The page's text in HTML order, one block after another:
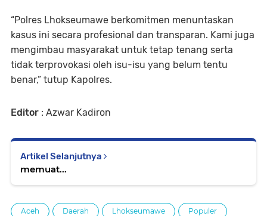
“Polres Lhokseumawe berkomitmen menuntaskan
kasus ini secara profesional dan transparan. Kami juga
mengimbau masyarakat untuk tetap tenang serta
tidak terprovokasi oleh isu-isu yang belum tentu
benar,” tutup Kapolres.
Editor : Azwar Kadiron
Artikel Selanjutnya
memuat...
Aceh Daerah Lhokseumawe Populer